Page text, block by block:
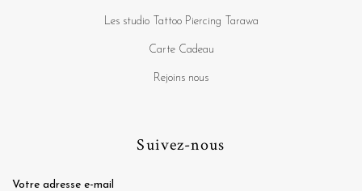
Les studio Tattoo Piercing Tarawa
Carte Cadeau
Rejoins nous
Suivez-nous
Votre adresse e-mail